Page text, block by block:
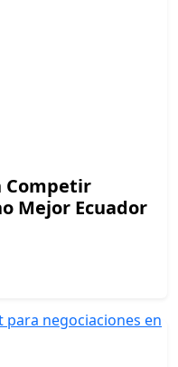
Competir
Mejor Ecuador